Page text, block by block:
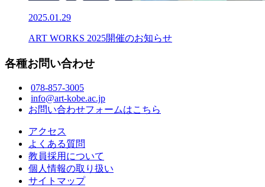
2025.01.29
ART WORKS 2025開催のお知らせ
各種お問い合わせ
078-857-3005
info@art-kobe.ac.jp
お問い合わせフォームはこちら
アクセス
よくある質問
教員採用について
個人情報の取り扱い
サイトマップ